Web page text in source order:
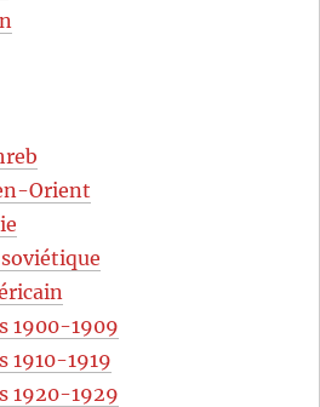
Orient
1900-1909
1910-1919
1920-1929